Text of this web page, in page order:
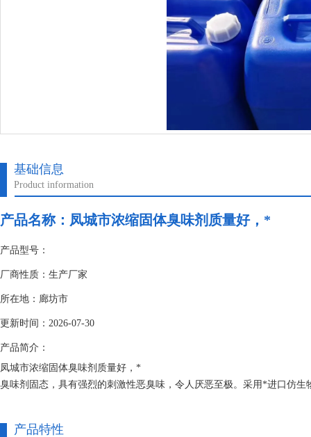
基础信息
Product information
产品名称： 凤城市浓缩固体臭味剂质量好，*
产品型号：
厂商性质：生产厂家
所在地：廊坊市
更新时间：2026-07-30
产品简介：
凤城市浓缩固体臭味剂质量好，*
臭味剂固态，具有强烈的刺激性恶臭味，令人厌恶至极。采用*进口仿
产品特性